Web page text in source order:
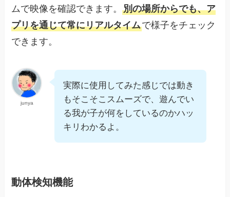
ムで映像を確認できます。別の場所からでも、ア
プリを通じて常にリアルタイムで様子をチェック
できます。
junya
実際に使用してみた感じでは動き
もそこそこスムーズで、遊んでい
る我が子が何をしているのかハッ
キリわかるよ。
動体検知機能